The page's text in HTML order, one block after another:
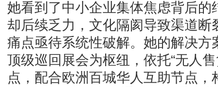
她看到了中小企业集体焦虑背后
却后续乏力，文化隔阂导致渠道断
痛点亟待系统性破解。她的解决
顶级巡回展会为枢纽，依托“无人
点，配合欧洲百城华人互助节点，